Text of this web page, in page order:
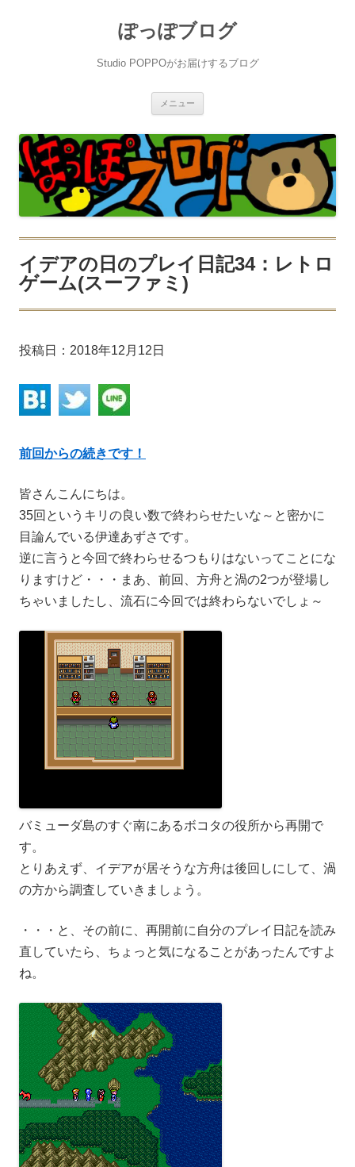
ぽっぽブログ
Studio POPPOがお届けするブログ
メニュー
ツ
へ
ス
キ
ッ
プ
イデアの日のプレイ日記34：レトロ
ゲーム(スーファミ)
投稿日： 2018年12月12日
前回からの続きです！
皆さんこんにちは。
35回というキリの良い数で終わらせたいな～と密かに
目論んでいる伊達あずさです。
逆に言うと今回で終わらせるつもりはないってことにな
りますけど・・・まあ、前回、方舟と渦の2つが登場し
ちゃいましたし、流石に今回では終わらないでしょ～
バミューダ島のすぐ南にあるボコタの役所から再開で
す。
とりあえず、イデアが居そうな方舟は後回しにして、渦
の方から調査していきましょう。
・・・と、その前に、再開前に自分のプレイ日記を読み
直していたら、ちょっと気になることがあったんですよ
ね。